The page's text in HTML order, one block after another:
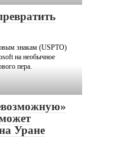
знакам (USPTO)
на необычное
пера.
Уране